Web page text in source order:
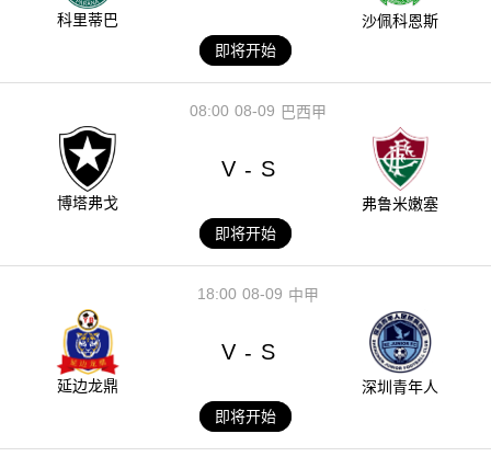
科里蒂巴
沙佩科恩斯
即将开始
08-09
08:00 巴西甲
博塔弗戈
V - S
弗鲁米嫩塞
即将开始
08-09
18:00 中甲
延边龙鼎
V - S
深圳青年人
即将开始